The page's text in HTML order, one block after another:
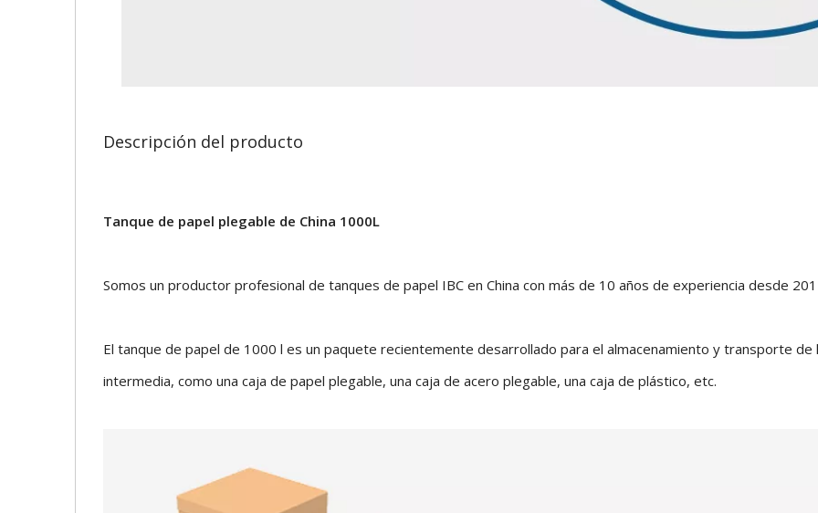
Descripción del producto
Tanque de papel plegable de China 1000L
Somos un productor profesional de tanques de papel IBC en China con más de 10 años de experiencia desde
El tanque de papel de 1000 l es un paquete recientemente desarrollado para el almacenamiento y transporte
intermedia, como una caja de papel plegable, una caja de acero plegable, una caja de plástico, etc.